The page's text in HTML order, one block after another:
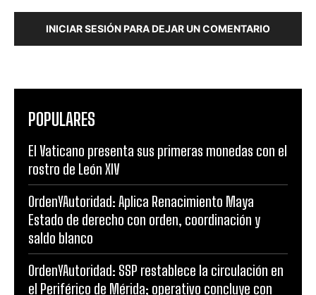
INICIAR SESIÓN PARA DEJAR UN COMENTARIO
POPULARES
El Vaticano presenta sus primeras monedas con el
rostro de León XIV
OrdenYAutoridad: Aplica Renacimiento Maya
Estado de derecho con orden, coordinación y
saldo blanco
OrdenYAutoridad: SSP restablece la circulación en
el Periférico de Mérida; operativo concluye con